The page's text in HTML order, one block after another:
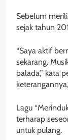
Sebelum
sejak tahun
“Saya aktif
sekarang.
balada,” kata
Lagu
terharap
untuk pulang.